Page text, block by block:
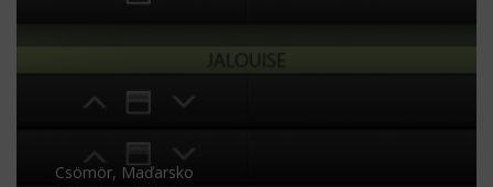
Csömör, Maďarsko